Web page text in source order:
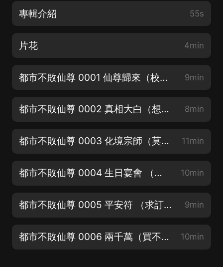
專輯介紹 55s
片花 4min
都市不敗仙尊 0001 仙尊歸來（校花竟在我床上）新書上架求訂閱 9min
都市不敗仙尊 0002 真相大白（想不到吧哥們兒我有劇本）求關注點讚 8min
都市不敗仙尊 0003 化境宗師（莫裝逼，裝逼收小弟）求評論打賞 11min
都市不敗仙尊 0004 生日宴會 （女神摸摸） 10min
都市不敗仙尊 0005 平安符 （求訂閱❤關注）白紙撩靚妹 9min
都市不敗仙尊 0006 兩千萬（買不了吃虧上當）收聽領紅包 10min